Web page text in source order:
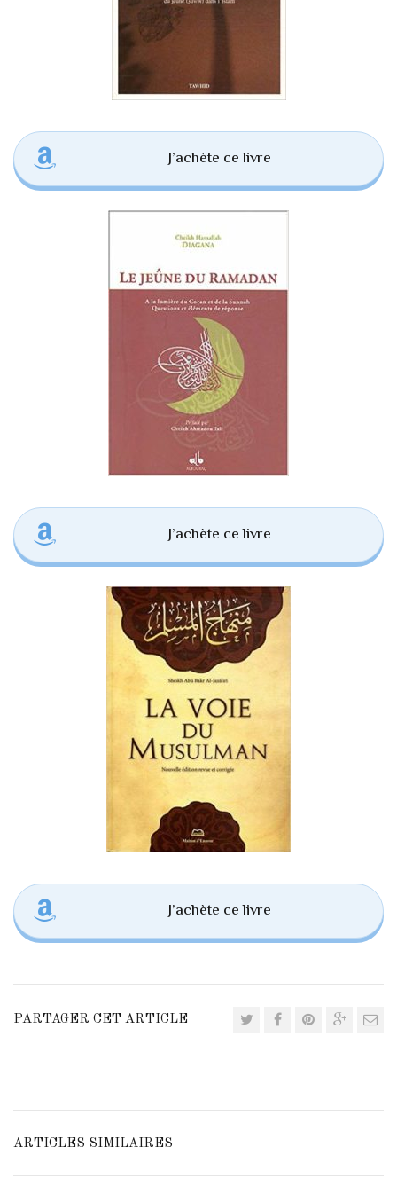
J’achète ce livre
J’achète ce livre
J’achète ce livre
PARTAGER CET ARTICLE
ARTICLES SIMILAIRES